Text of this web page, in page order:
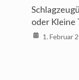
oder Kleine
1. Februar